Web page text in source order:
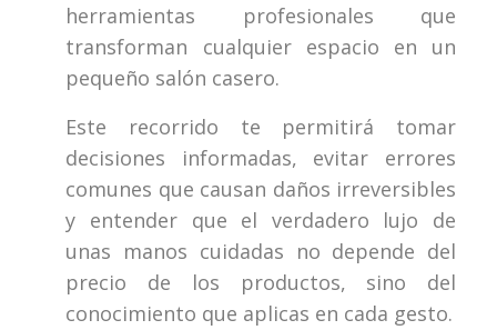
herramientas profesionales que
transforman cualquier espacio en un
pequeño salón casero.
Este recorrido te permitirá tomar
decisiones informadas, evitar errores
comunes que causan daños irreversibles
y entender que el verdadero lujo de
unas manos cuidadas no depende del
precio de los productos, sino del
conocimiento que aplicas en cada gesto.